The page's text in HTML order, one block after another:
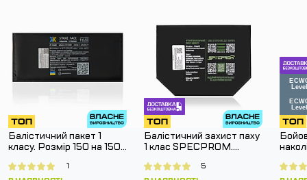
Балістичний пакет 1
класу. Розмір 150 на 150
1
Балістичний захист паху
1 клас SPECPROM.
5